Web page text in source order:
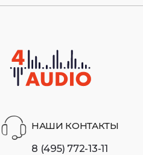
НАШИ КОНТАКТЫ
8 (495) 772-13-11